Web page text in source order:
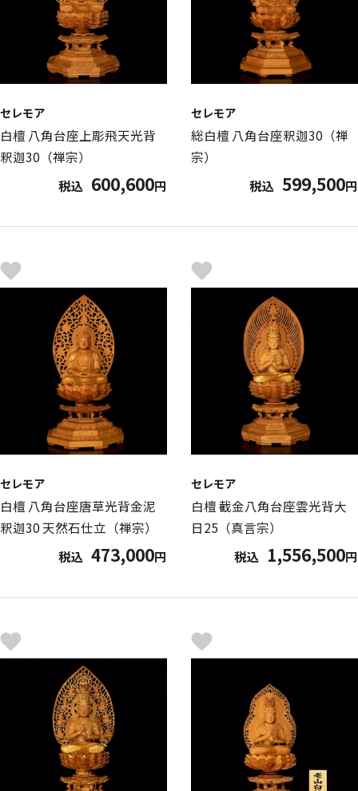
セレモア
白檀 八角台座上彫飛天光背
釈迦30（禅宗）
税込 600,600円
セレモア
総白檀 八角台座釈迦30（禅
宗）
税込 599,500円
セレモア
白檀 八角台座唐草光背金泥
釈迦30 天然石仕立（禅宗）
税込 473,000円
セレモア
白檀 截金八角台座雲光背大
日25（真言宗）
税込 1,556,500円